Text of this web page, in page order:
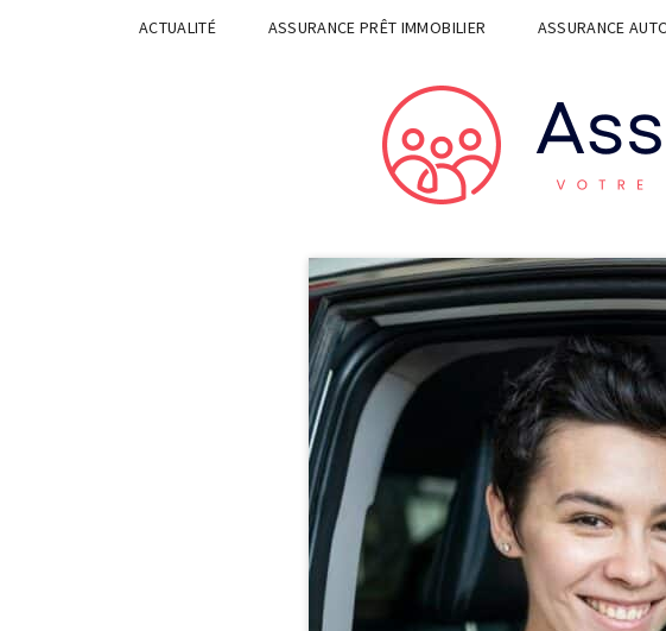
ACTUALITÉ ASSURANCE PRÊT IMMOBILIER ASSURANCE